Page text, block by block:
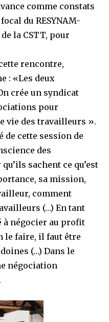
comme constats
du RESYNAM-
la CSTT, pour
rencontre,
: «Les deux
crée un syndicat
pour
vie des travailleurs ».
de cette session de
des
sachent ce qu’est
sa mission,
comment
(…) En tant
à négocier au profit
le faire, il faut être
(…) Dans le
négociation